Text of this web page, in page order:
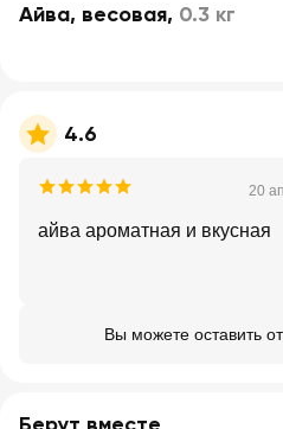
Айва, весовая, 0.3 кг
4.6
20
айва ароматная и вкусная
Вы можете оставить